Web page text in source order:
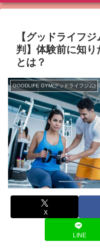
【グッドライフ
判】体験前に知り
とは？
GOODLIFE GYM(グッドライフジム)
X
LINE